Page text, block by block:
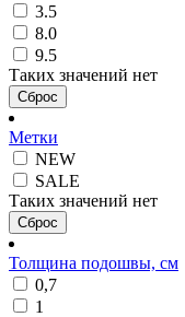
3.5
8.0
9.5
Таких значений нет
Сброс
Метки
NEW
SALE
Таких значений нет
Сброс
Толщина подошвы, см
0,7
1